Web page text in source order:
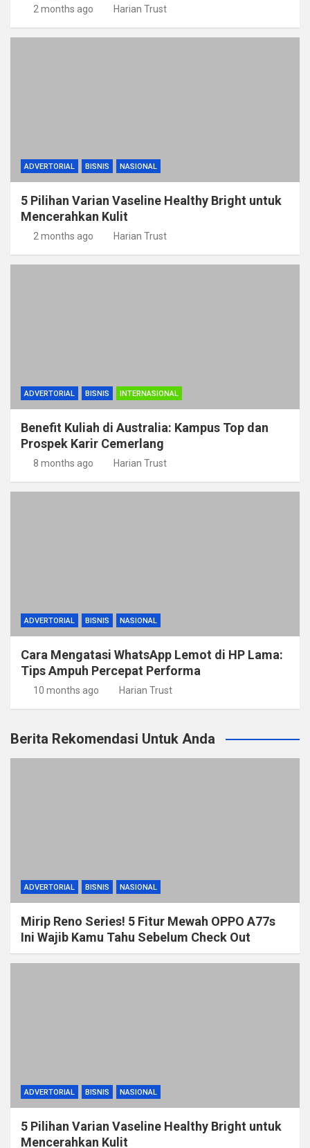
2 months ago Harian Trust
ADVERTORIAL BISNIS NASIONAL
5 Pilihan Varian Vaseline Healthy Bright untuk
Mencerahkan Kulit
2 months ago Harian Trust
ADVERTORIAL BISNIS INTERNASIONAL
Benefit Kuliah di Australia: Kampus Top dan
Prospek Karir Cemerlang
8 months ago Harian Trust
ADVERTORIAL BISNIS NASIONAL
Cara Mengatasi WhatsApp Lemot di HP Lama:
Tips Ampuh Percepat Performa
10 months ago Harian Trust
Berita Rekomendasi Untuk Anda
ADVERTORIAL BISNIS NASIONAL
Mirip Reno Series! 5 Fitur Mewah OPPO A77s
Ini Wajib Kamu Tahu Sebelum Check Out
ADVERTORIAL BISNIS NASIONAL
5 Pilihan Varian Vaseline Healthy Bright untuk
Mencerahkan Kulit